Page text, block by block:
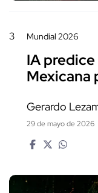
3 Mundial 2026
IA
Mexicana
Gerardo
29 de mayo de 2026